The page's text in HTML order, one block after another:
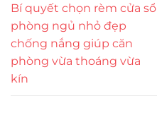
Bí quyết chọn rèm cửa sổ
phòng ngủ nhỏ đẹp
chống nắng giúp căn
phòng vừa thoáng vừa
kín